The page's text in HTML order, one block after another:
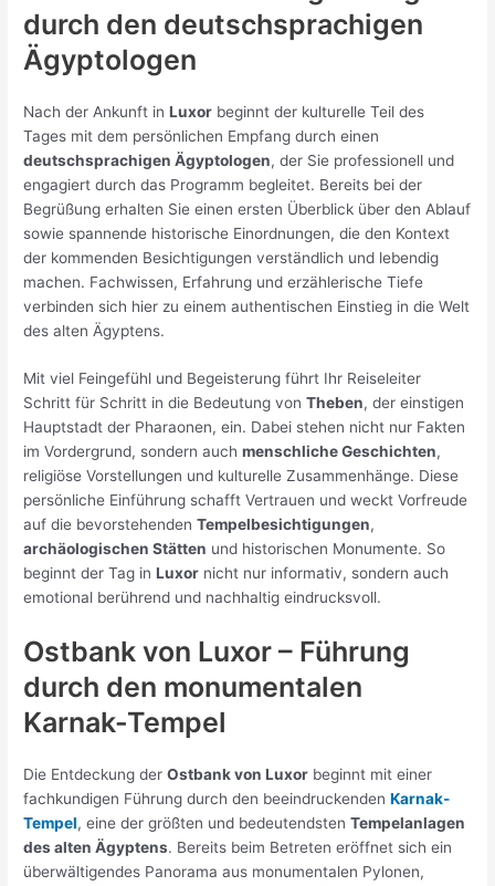
durch den deutschsprachigen
Ägyptologen
Nach der Ankunft inLuxor beginnt der kulturelle Teil des
Tages mit dem persönlichen Empfang durch einen
deutschsprachigen Ägyptologen, der Sie professionell und
engagiert durch das Programm begleitet. Bereits bei der
Begrüßung erhalten Sie einen ersten Überblick über den Ablauf
sowie spannende historische Einordnungen, die den Kontext
der kommenden Besichtigungen verständlich und lebendig
machen. Fachwissen, Erfahrung und erzählerische Tiefe
verbinden sich hier zu einem authentischen Einstieg in die Welt
des alten Ägyptens.
Mit viel Feingefühl und Begeisterung führt Ihr Reiseleiter
Schritt für Schritt in die Bedeutung vonTheben, der einstigen
Hauptstadt der Pharaonen, ein. Dabei stehen nicht nur Fakten
im Vordergrund, sondern auchmenschliche Geschichten,
religiöse Vorstellungen und kulturelle Zusammenhänge. Diese
persönliche Einführung schafft Vertrauen und weckt Vorfreude
auf die bevorstehendenTempelbesichtigungen,
archäologischen Stätten und historischen Monumente. So
beginnt der Tag inLuxor nicht nur informativ, sondern auch
emotional berührend und nachhaltig eindrucksvoll.
Ostbank von Luxor – Führung
durch den monumentalen
Karnak-Tempel
Die Entdeckung derOstbank von Luxor beginnt mit einer
fachkundigen Führung durch den beeindruckendenKarnak-
Tempel, eine der größten und bedeutendstenTempelanlagen
des alten Ägyptens. Bereits beim Betreten eröffnet sich ein
überwältigendes Panorama aus monumentalen Pylonen,